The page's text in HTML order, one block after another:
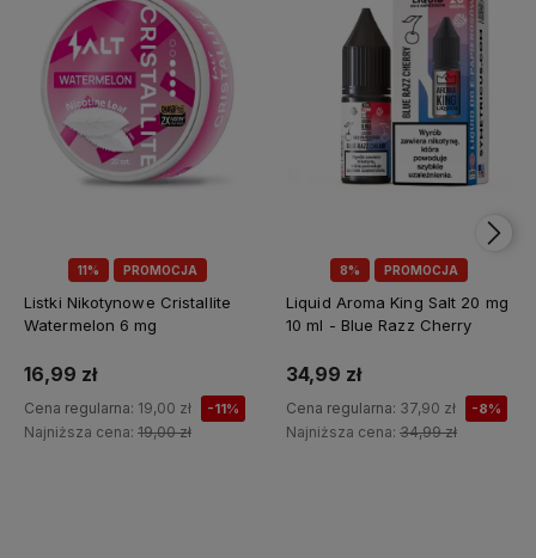
11% PROMOCJA
Listki Nikotynowe Cristallite
Watermelon 6 mg
16,99 zł
Cena regularna: 19,00 zł -11%
Najniższa cena: 19,00 zł
8% PROMOCJA
Liquid Aroma King Salt 20 mg
10 ml - Blue Razz Cherry
34,99 zł
Cena regularna: 37,90 zł -8%
Najniższa cena: 34,99 zł